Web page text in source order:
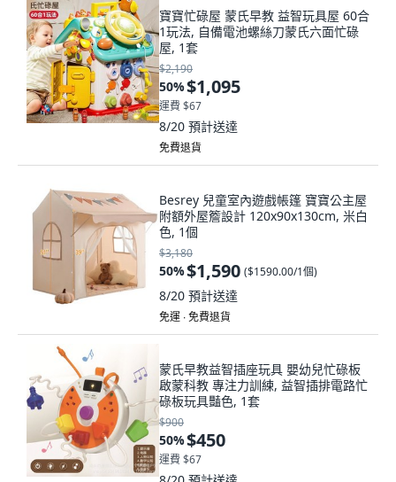
寶寶忙碌屋 蒙氏早教 益智玩具屋 60合
1玩法, 自備電池螺絲刀蒙氏六面忙碌
屋, 1套
$2,190
50%$1,095
運費 $67
8/20 預計送達
免費退貨
Besrey 兒童室內遊戲帳篷 寶寶公主屋
附額外屋簷設計 120x90x130cm, 米白
色, 1個
$3,180
50%$1,590 ($1590.00/1個)
8/20 預計送達
免運 ∙ 免費退貨
蒙氏早教益智插座玩具 嬰幼兒忙碌板
啟蒙科教 專注力訓練, 益智插排電路忙
碌板玩具豔色, 1套
$900
50%$450
運費 $67